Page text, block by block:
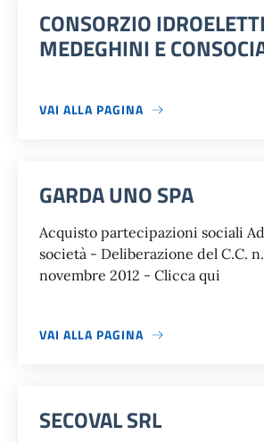
CONSORZIO
MEDEGHINI E
VAI ALLA PAGINA
GARDA UNO SPA
Acquisto partecipazioni sociali
società - Deliberazione del C.C.
novembre 2012 - Clicca qui
VAI ALLA PAGINA
SECOVAL SRL